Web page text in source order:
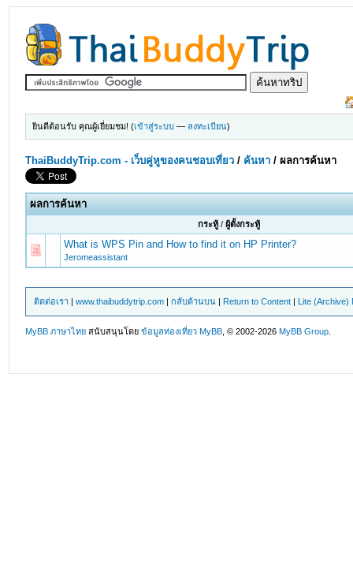
ยินดีต้อนรับ คุณผู้เยี่ยมชม! (เข้าสู่ระบบ — ลงทะเบียน)
ThaiBuddyTrip.com - เว็บคู่หูของคนชอบเที่ยว / ค้นหา /ผลการค้นหา
ผลการค้นหา
กระทู้ /ผู้ตั้งกระทู้
What is WPS Pin and How to find it on HP Printer?
Jeromeassistant
ติดต่อเรา |www.thaibuddytrip.com |กลับด้านบน | Return to Content | Lite (Archive)
MyBB ภาษาไทย สนับสนุนโดยข้อมูลท่องเที่ยว MyBB , © 2002-2026MyBB Group